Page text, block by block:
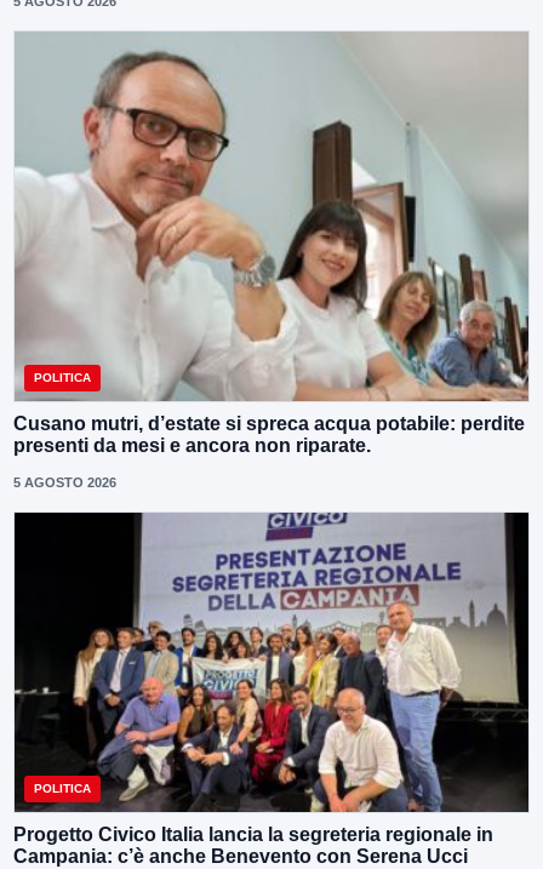
POLITICA
Cusano mutri, d’estate si spreca acqua potabile: perdite
presenti da mesi e ancora non riparate.
5 AGOSTO 2026
POLITICA
Progetto Civico Italia lancia la segreteria regionale in
Campania: c’è anche Benevento con Serena Ucci